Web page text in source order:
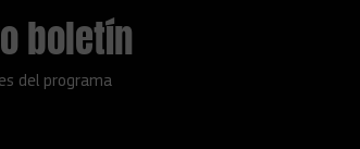
boletín
del programa